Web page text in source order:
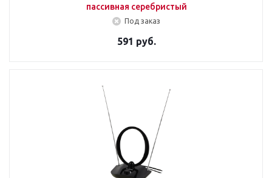
пассивная серебристый
Под заказ
591 руб.